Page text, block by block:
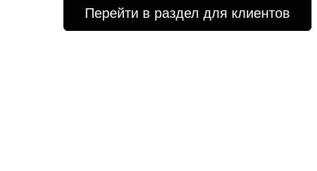
Перейти в раздел для клиентов